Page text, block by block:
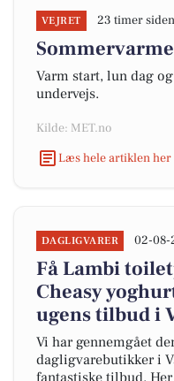
VEJRET 23 timer siden
Varm start, lun dag
undervejs.
Kilde: MET.no
Læs hele artiklen her
DAGLIGVARER 02-08-
Få Lambi
Cheasy
ugens tilbud i
Vi har gennemgået
dagligvarebutikker i
fantastiske tilbud.